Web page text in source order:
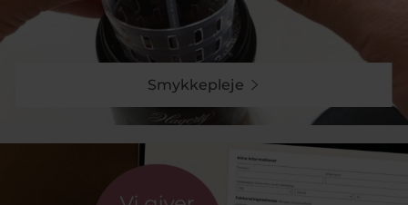
for at skabe et fuldendt smykke, eller du kan vælge at
kombinere flere midterringe for et mere personligt
Materialer og Stilarter
Vores midterringe fås i et bredt udvalg af materialer,
herunder guld, sølv og forgyldt sølv, samt med eller
uden ædelstene. Dette giver dig mulighed for at
vælge de materialer, der bedst afspejler din stil og
præference. Uanset om du er til et klassisk look eller
ønsker at eksperimentere med forskellige teksturer og
farver, har vi noget for enhver smag.
Smykkepleje